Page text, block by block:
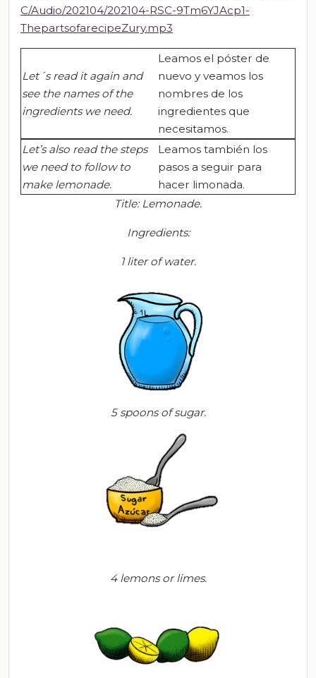
C/Audio/202104/202104-RSC-9Tm6YJAcp1-
ThepartsofarecipeZury.mp3
Let´s read it again and
see the names of the
ingredients we need.
Leamos el póster de
nuevo y veamos los
nombres de los
ingredientes que
necesitamos.
Let’s also read the steps
we need to follow to
make lemonade.
Leamos también los
pasos a seguir para
hacer limonada.
Title: Lemonade.
Ingredients:
1 liter of water.
5 spoons of sugar.
4 lemons orlimes.